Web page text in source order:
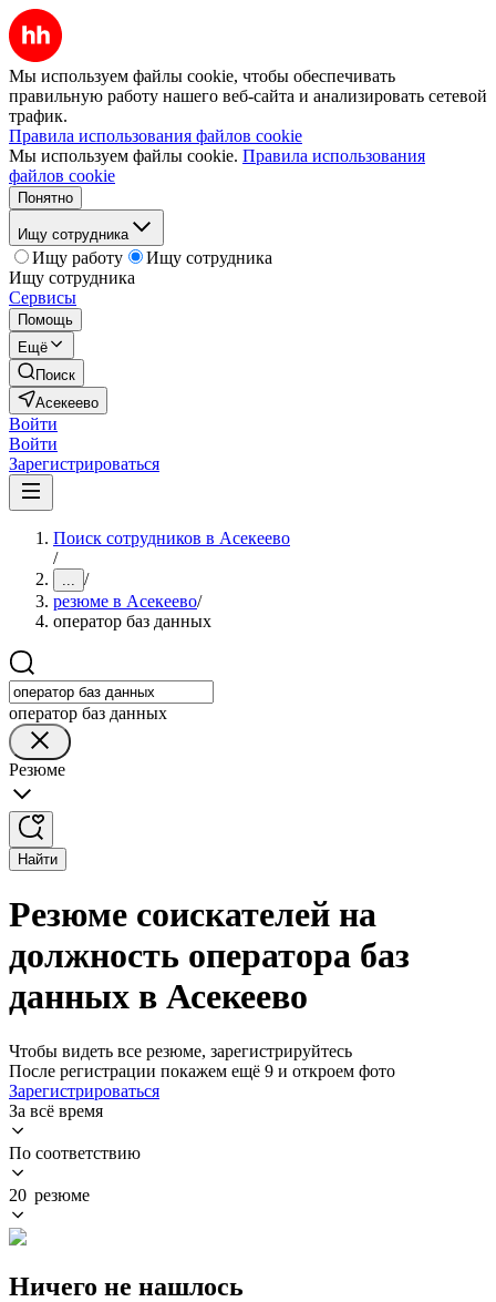
Мы используем файлы cookie, чтобы обеспечивать
правильную работу нашего веб-сайта и анализировать сетевой
трафик.
Правила использования файлов cookie
Мы используем файлы cookie. Правила использования
файлов cookie
Понятно
Ищу сотрудника
Ищу работу
Ищу сотрудника
Ищу сотрудника
Сервисы
Помощь
Ещё
Поиск
Асекеево
Войти
Войти
Зарегистрироваться
Поиск сотрудников в Асекеево
/
... /
резюме в Асекеево/
оператор баз данных
оператор баз данных
Резюме
Найти
Резюме соискателей на
должность оператора баз
данных в Асекеево
Чтобы видеть все резюме, зарегистрируйтесь
После регистрации покажем ещё 9 и откроем фото
Зарегистрироваться
За всё время
По соответствию
20 резюме
Ничего не нашлось